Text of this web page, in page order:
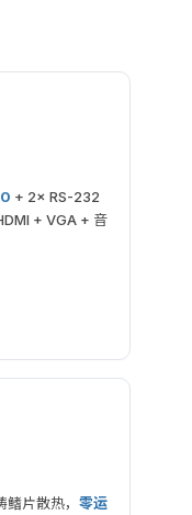
+ 2× RS-232
+ VGA + 音
片散热， 零运